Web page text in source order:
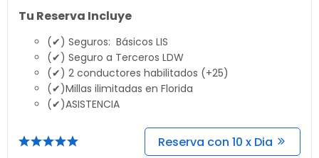
Tu Reserva Incluye
(✔) Seguros: Básicos LIS
(✔) Seguro a Terceros LDW
(✔) 2 conductores habilitados (+25)
(✔)Millas ilimitadas en Florida
(✔)ASISTENCIA
Reserva con 10 x Dia